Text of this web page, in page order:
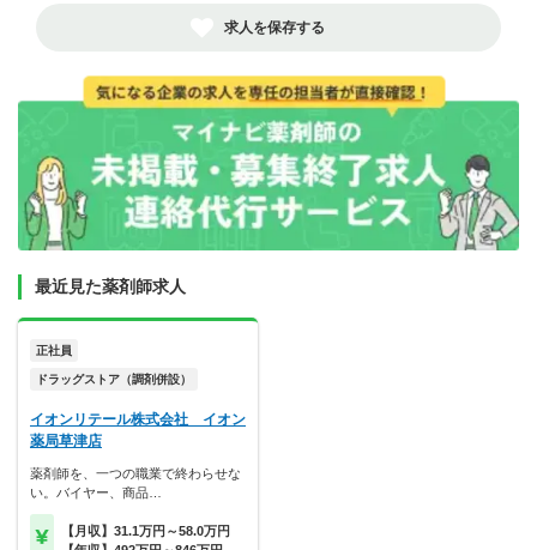
求人を保存する
最近見た薬剤師求人
正社員
ドラッグストア（調剤併設）
イオンリテール株式会社 イオン
薬局草津店
薬剤師を、一つの職業で終わらせな
い。バイヤー、商品…
【月収】31.1万円～58.0万円